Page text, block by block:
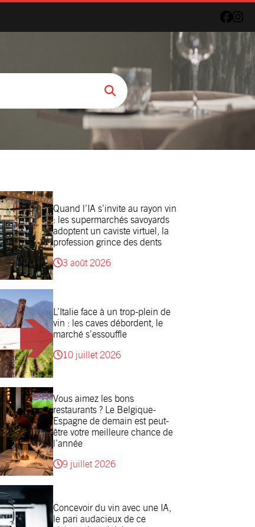
Quand l’IA s’invite au rayon vin
: les supermarchés savoyards
adoptent un caviste virtuel, la
profession grince des dents
3 août 2026
L’Italie face à un trop-plein de
vin : les caves débordent, le
marché s’essouffle
10 juillet 2026
Vous aimez les bons
restaurants ? Le Belgique-
Espagne de demain est peut-
être votre meilleure chance de
l’année
9 juillet 2026
Concevoir du vin avec une IA,
le pari audacieux de ce